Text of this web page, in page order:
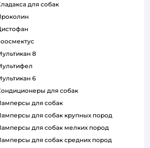
кладакса для собак
проколин
цистофан
зоосмектус
мультикан 8
мультифел
мультикан 6
кондиционеры для собак
памперсы для собак
памперсы для собак крупных пород
памперсы для собак мелких пород
памперсы для собак средних пород